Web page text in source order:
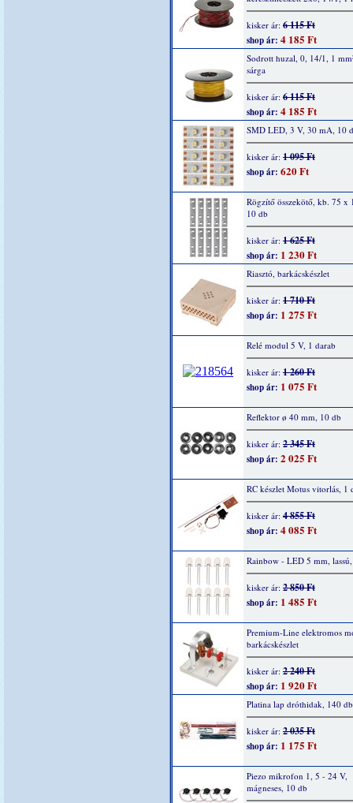
kisker ár: 6 115 Ft
shop ár: 4 185 Ft
Sodrott huzal, 0, 14/1, 1
sárga
kisker ár: 6 115 Ft
shop ár: 4 185 Ft
SMD LED, 3 V, 30 mA, 10
kisker ár: 1 095 Ft
shop ár: 620 Ft
Rögzítő összekötő, kb. 75 x
10 db
kisker ár: 1 625 Ft
shop ár: 1 230 Ft
Riasztó, barkácskészlet
kisker ár: 1 710 Ft
shop ár: 1 275 Ft
Relé modul 5 V, 1 darab
kisker ár: 1 260 Ft
shop ár: 1 075 Ft
Reflektor ø 40 mm, 10 db
kisker ár: 2 345 Ft
shop ár: 2 025 Ft
RC készlet Motus vitorlás, 1
kisker ár: 4 855 Ft
shop ár: 4 085 Ft
Rainbow - LED 5 mm,
kisker ár: 2 850 Ft
shop ár: 1 485 Ft
Premium-Line elektromos
barkácskészlet
kisker ár: 2 240 Ft
shop ár: 1 920 Ft
Platina lap dróthidak, 140
kisker ár: 2 035 Ft
shop ár: 1 175 Ft
Piezo mikrofon 1, 5 - 24 V,
mágneses, 10 db